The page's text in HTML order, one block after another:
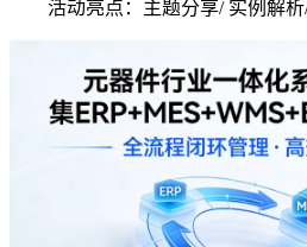
活动亮点：主题分享/ 实例解析/